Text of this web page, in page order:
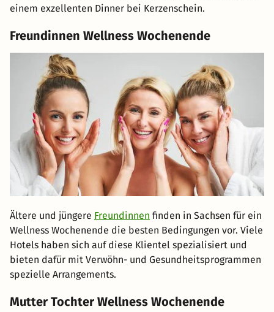
einem exzellenten Dinner bei Kerzenschein.
Freundinnen Wellness Wochenende
Ältere und jüngere Freundinnen finden in Sachsen für ein
Wellness Wochenende die besten Bedingungen vor. Viele
Hotels haben sich auf diese Klientel spezialisiert und
bieten dafür mit Verwöhn- und Gesundheitsprogrammen
spezielle Arrangements.
Mutter Tochter Wellness Wochenende